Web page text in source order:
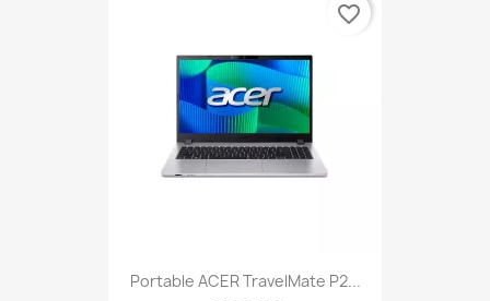
Portable ACER TravelMate P2...
favorite_border